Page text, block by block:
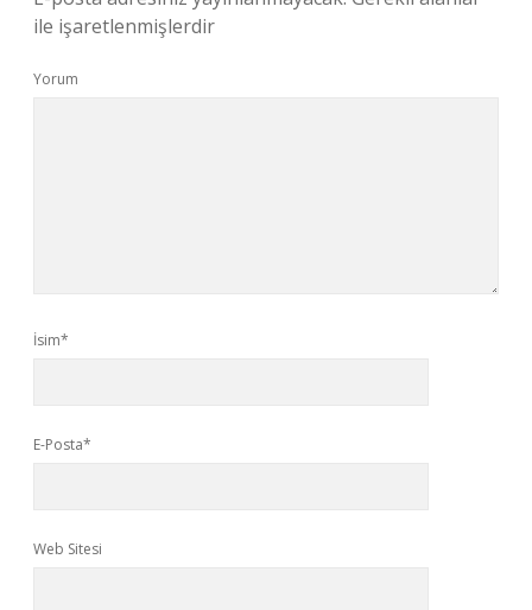
ile işaretlenmişlerdir
Yorum
İsim*
E-Posta*
Web Sitesi